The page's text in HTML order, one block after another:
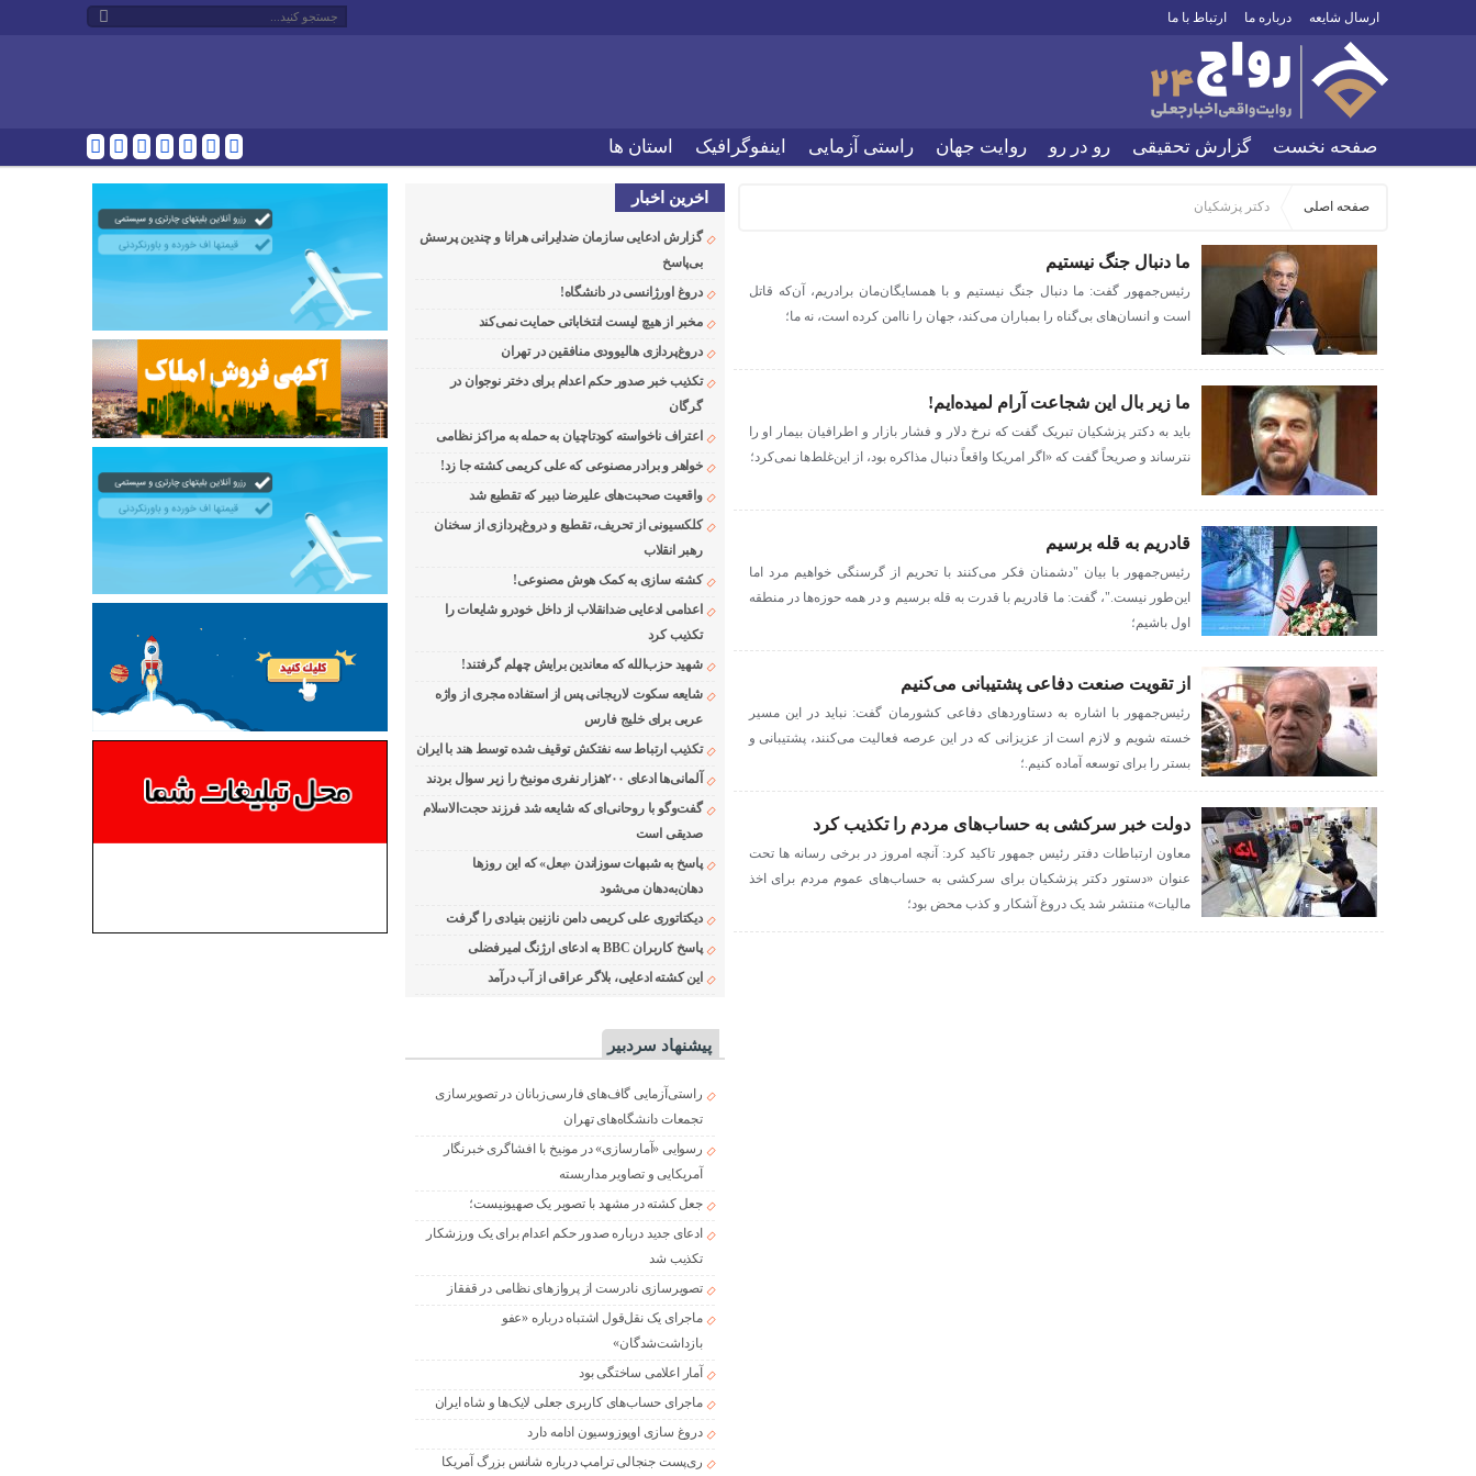
ارسال شایعه درباره ما ارتباط با ما
صفحه نخست گزارش تحقیقی رو در رو روایت جهان راستی آزمایی اینفوگرافیک استان ها
صفحه اصلی دکتر پزشکیان
ما دنبال جنگ نیستیم
رئیس‌جمهور گفت: ما دنبال جنگ نیستیم و با همسایگان‌مان برادریم، آن‌که قاتل
است و انسان‌های بی‌گناه را بمباران می‌کند، جهان را ناامن کرده است، نه ما؛
ما زیر بال این شجاعت آرام لمیده‌ایم!
باید به دکتر پزشکیان تبریک گفت که نرخ دلار و فشار بازار و اطرافیان بیمار او را
نترساند و صریحاً گفت که «اگر امریکا واقعاً دنبال مذاکره بود، از این‌غلط‌ها نمی‌کرد؛
قادریم به قله برسیم‌
رئیس‌جمهور با بیان "دشمنان فکر می‌کنند با تحریم از گرسنگی خواهیم مرد‌ اما
این‌طور نیست."، گفت:‌ ما قادریم با قدرت به قله برسیم و در همه حوزه‌ها در منطقه
اول باشیم؛
از تقویت صنعت دفاعی پشتیبانی می‌کنیم
رئیس‌جمهور با اشاره به دستاوردهای دفاعی کشورمان گفت: نباید در این مسیر
خسته شویم و لازم است از عزیزانی که در این عرصه فعالیت می‌کنند، پشتیبانی و
بستر را برای توسعه آماده کنیم.؛
دولت خبر سرکشی به حساب‌های مردم را تکذیب کرد
معاون ارتباطات دفتر رئیس جمهور تاکید کرد: آنچه امروز در برخی رسانه ها تحت
عنوان «دستور دکتر پزشکیان برای سرکشی به حساب‌های عموم مردم برای اخذ
مالیات» منتشر شد یک دروغ آشکار و کذب محض بود؛
اخرین اخبار
گزارش ادعایی سازمان ضدایرانی هرانا و چندین پرسش
بی‌پاسخ
دروغ اورژانسی در دانشگاه!
مخبر از هیچ لیست انتخاباتی حمایت نمی‌کند
دروغ‌پردازی هالیوودی منافقین در تهران
تکذیب خبر صدور حکم اعدام برای دختر نوجوان در
گرگان
اعتراف ناخواسته کودتاچیان به حمله به مراکز نظامی
خواهر و برادر مصنوعی که علی کریمی کشته جا زد!
واقعیت صحبت‌های علیرضا دبیر که تقطیع شد
کلکسیونی از تحریف، تقطیع و دروغ‌پردازی از سخنان
رهبر انقلاب
کشته سازی به کمک هوش مصنوعی!
اعدامی ادعایی ضدانقلاب از داخل خودرو شایعات را
تکذیب کرد
شهید حزب‌الله که معاندین برایش چهلم گرفتند!
شایعه سکوت لاریجانی پس از استفاده مجری از واژه
عربی برای خلیج فارس
تکذیب ارتباط سه نفتکش توقیف شده توسط هند با ایران
آلمانی‌ها ادعای ۲۰۰هزار نفری مونیخ را زیر سوال بردند
گفت‌وگو با روحانی‌ای که شایعه شد فرزند حجت‌الاسلام
صدیقی است
پاسخ به شبهات سوزاندن «بعل» که این روزها
دهان‌به‌دهان می‌شود
دیکتاتوری علی کریمی دامن نازنین بنیادی را گرفت
پاسخ کاربران BBC به ادعای ارژنگ امیرفضلی
این کشته ادعایی، بلاگر عراقی از آب درآمد
پیشنهاد سردبیر
راستی‌آزمایی گاف‌های فارسی‌زبانان در تصویرسازی
تجمعات دانشگاه‌های تهران
رسوایی «آمارسازی» در مونیخ با افشاگری خبرنگار
آمریکایی و تصاویر مداربسته
جعل کشته در مشهد با تصویر یک صهیونیست؛
ادعای جدید درباره صدور حکم اعدام برای یک ورزشکار
تکذیب شد
تصویرسازی نادرست از پروازهای نظامی در قفقاز
ماجرای یک نقل‌قول اشتباه درباره «عفو
بازداشت‌شدگان»
آمار اعلامی ساختگی بود
ماجرای حساب‌های کاربری جعلی لایک‌ها و شاه ایران
دروغ سازی اوپوزوسیون ادامه دارد
ری‌پست جنجالی ترامپ درباره شانس بزرگ آمریکا